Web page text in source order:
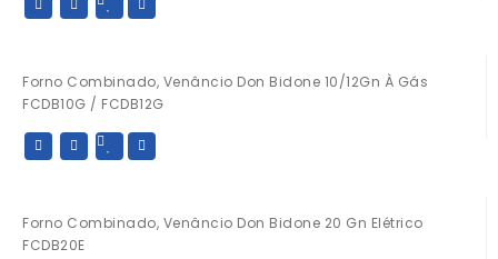
Forno Combinado, Venâncio Don Bidone 10/12Gn À Gás
FCDB10G / FCDB12G
Forno Combinado, Venâncio Don Bidone 20 Gn Elétrico
FCDB20E